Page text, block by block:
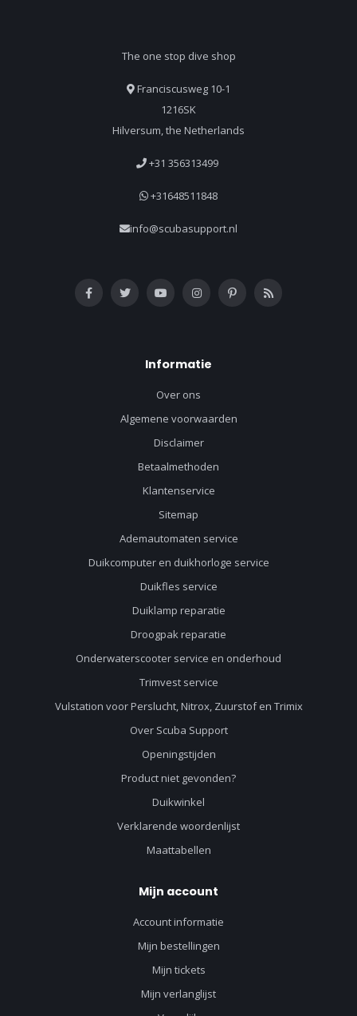
The one stop dive shop
Franciscusweg 10-1
1216SK
Hilversum, the Netherlands
+31 356313499
+31648511848
info@scubasupport.nl
Informatie
Over ons
Algemene voorwaarden
Disclaimer
Betaalmethoden
Klantenservice
Sitemap
Ademautomaten service
Duikcomputer en duikhorloge service
Duikfles service
Duiklamp reparatie
Droogpak reparatie
Onderwaterscooter service en onderhoud
Trimvest service
Vulstation voor Perslucht, Nitrox, Zuurstof en Trimix
Over Scuba Support
Openingstijden
Product niet gevonden?
Duikwinkel
Verklarende woordenlijst
Maattabellen
Mijn account
Account informatie
Mijn bestellingen
Mijn tickets
Mijn verlanglijst